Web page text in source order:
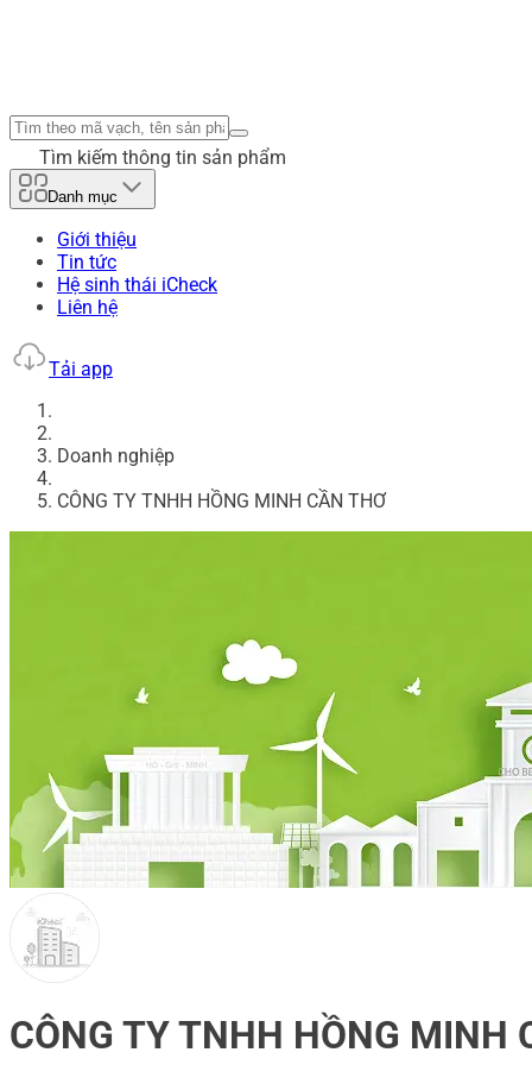
Tìm kiếm thông tin sản phẩm
Danh mục
Giới thiệu
Tin tức
Hệ sinh thái iCheck
Liên hệ
Tải app
Doanh nghiệp
CÔNG TY TNHH HỒNG MINH CẦN THƠ
CÔNG TY TNHH HỒNG MINH